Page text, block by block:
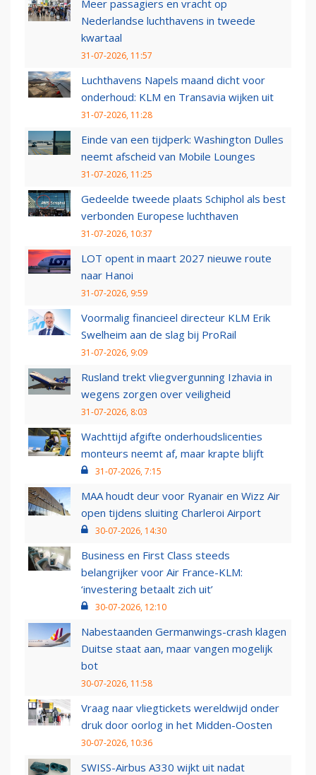
Meer passagiers en vracht op
Nederlandse luchthavens in tweede
kwartaal
31-07-2026, 11:57
Luchthavens Napels maand dicht voor
onderhoud: KLM en Transavia wijken uit
31-07-2026, 11:28
Einde van een tijdperk: Washington Dulles
neemt afscheid van Mobile Lounges
31-07-2026, 11:25
Gedeelde tweede plaats Schiphol als best
verbonden Europese luchthaven
31-07-2026, 10:37
LOT opent in maart 2027 nieuwe route
naar Hanoi
31-07-2026, 9:59
Voormalig financieel directeur KLM Erik
Swelheim aan de slag bij ProRail
31-07-2026, 9:09
Rusland trekt vliegvergunning Izhavia in
wegens zorgen over veiligheid
31-07-2026, 8:03
Wachttijd afgifte onderhoudslicenties
monteurs neemt af, maar krapte blijft
31-07-2026, 7:15
MAA houdt deur voor Ryanair en Wizz Air
open tijdens sluiting Charleroi Airport
30-07-2026, 14:30
Business en First Class steeds
belangrijker voor Air France-KLM:
‘investering betaalt zich uit’
30-07-2026, 12:10
Nabestaanden Germanwings-crash klagen
Duitse staat aan, maar vangen mogelijk
bot
30-07-2026, 11:58
Vraag naar vliegtickets wereldwijd onder
druk door oorlog in het Midden-Oosten
30-07-2026, 10:36
SWISS-Airbus A330 wijkt uit nadat